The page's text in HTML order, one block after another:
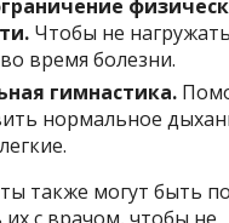
Чтобы не нагружать
время болезни.
гимнастика.
нормальное
также могут быть